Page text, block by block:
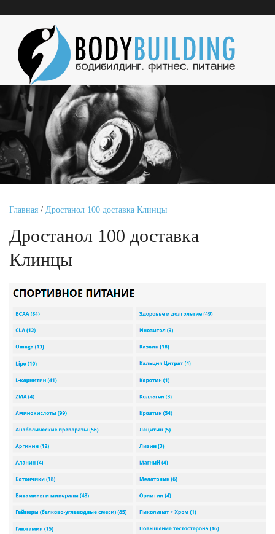
Главная / Дростанол 100 доставка Клинцы
Дростанол 100 доставка
Клинцы